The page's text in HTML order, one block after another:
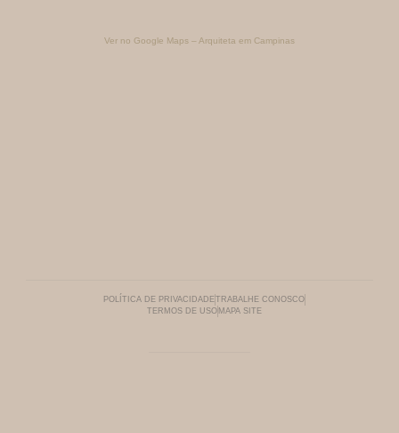
Ver no Google Maps – Arquiteta em Campinas
POLÍTICA DE PRIVACIDADE TRABALHE CONOSCO
TERMOS DE USO MAPA SITE